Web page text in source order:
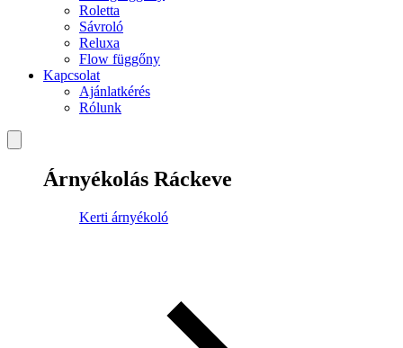
Roletta
Sávroló
Reluxa
Flow függőny
Kapcsolat
Ajánlatkérés
Rólunk
Árnyékolás Ráckeve
Kerti árnyékoló